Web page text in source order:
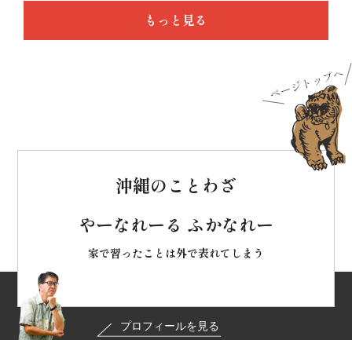
もっと見る
沖縄のことわざ
やーなれーる ふかなれー
家で習ったことは外で表れてしまう